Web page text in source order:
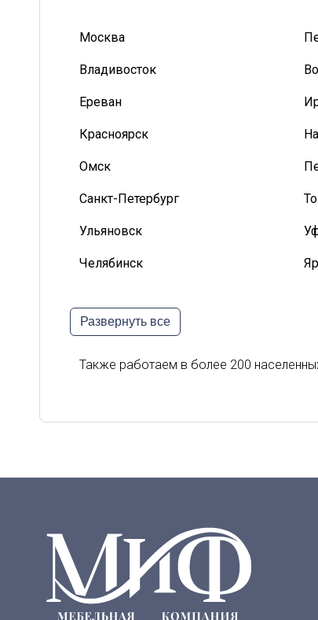
Москва
Владивосток
Ереван
Красноярск
Омск
Санкт-Петербург
Ульяновск
Челябинск
Киров
Орел
Развернуть все
Также работаем в более 200